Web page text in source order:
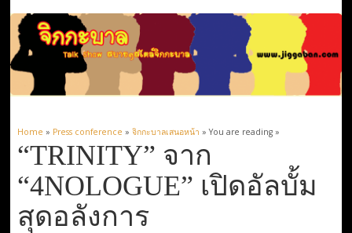
Home » Press conference » จิกกะบาลเสนอหน้า » You are reading »
“TRINITY” จาก
“4NOLOGUE” เปิดอัลบั้ม
สุดอลังการ